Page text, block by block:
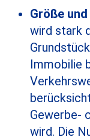
Größe
wird stark
Immobilie
Gewerbe-
wird. Die